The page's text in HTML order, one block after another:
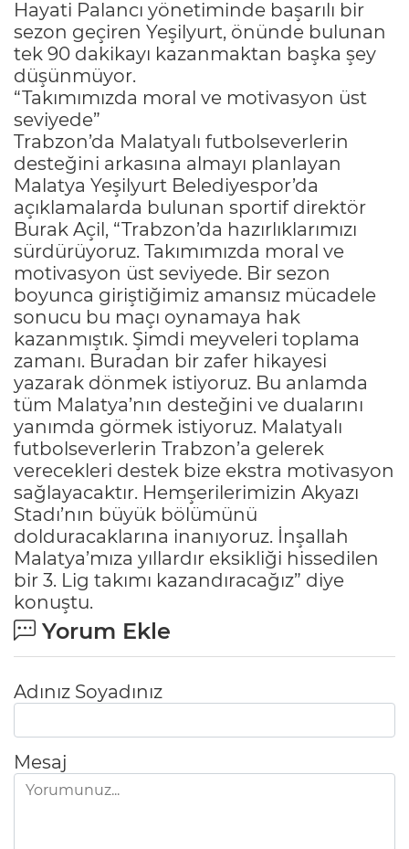
Hayati Palancı yönetiminde başarılı bir
sezon geçiren Yeşilyurt, önünde bulunan
tek 90 dakikayı kazanmaktan başka şey
düşünmüyor.
“Takımımızda moral ve motivasyon üst
seviyede”
Trabzon’da Malatyalı futbolseverlerin
desteğini arkasına almayı planlayan
Malatya Yeşilyurt Belediyespor’da
açıklamalarda bulunan sportif direktör
Burak Açil, “Trabzon’da hazırlıklarımızı
sürdürüyoruz. Takımımızda moral ve
motivasyon üst seviyede. Bir sezon
boyunca giriştiğimiz amansız mücadele
sonucu bu maçı oynamaya hak
kazanmıştık. Şimdi meyveleri toplama
zamanı. Buradan bir zafer hikayesi
yazarak dönmek istiyoruz. Bu anlamda
tüm Malatya’nın desteğini ve dualarını
yanımda görmek istiyoruz. Malatyalı
futbolseverlerin Trabzon’a gelerek
verecekleri destek bize ekstra motivasyon
sağlayacaktır. Hemşerilerimizin Akyazı
Stadı’nın büyük bölümünü
dolduracaklarına inanıyoruz. İnşallah
Malatya’mıza yıllardır eksikliği hissedilen
bir 3. Lig takımı kazandıracağız” diye
konuştu.
Yorum Ekle
Adınız Soyadınız
Mesaj